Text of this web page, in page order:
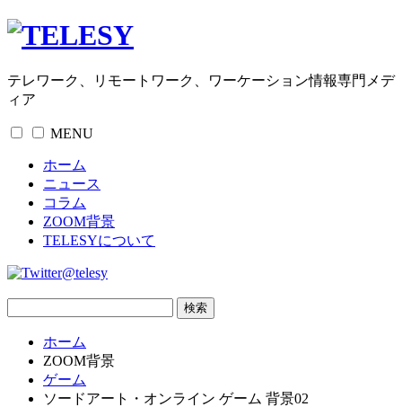
テレワーク、リモートワーク、ワーケーション情報専門メデ
ィア
MENU
ホーム
ニュース
コラム
ZOOM背景
TELESYについて
@telesy
ホーム
ZOOM背景
ゲーム
ソードアート・オンライン ゲーム 背景02